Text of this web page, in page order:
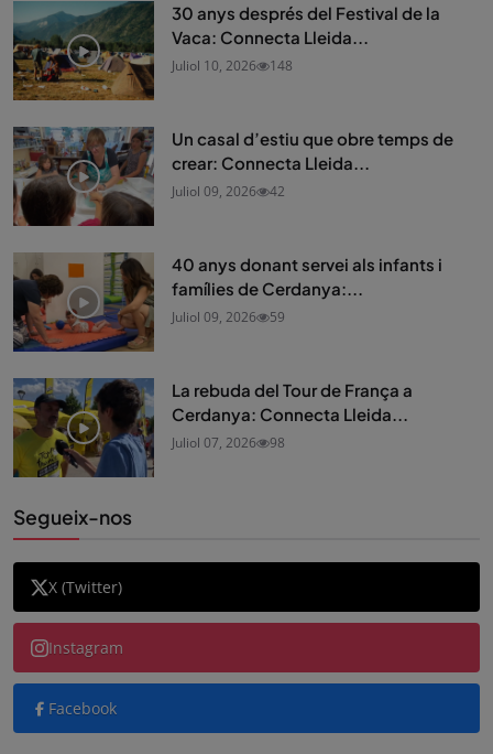
30 anys després del Festival de la
Vaca: Connecta Lleida...
Juliol 10, 2026 148
Un casal d’estiu que obre temps de
crear: Connecta Lleida...
Juliol 09, 2026 42
40 anys donant servei als infants i
famílies de Cerdanya:...
Juliol 09, 2026 59
La rebuda del Tour de França a
Cerdanya: Connecta Lleida...
Juliol 07, 2026 98
Segueix-nos
X (Twitter)
Instagram
Facebook